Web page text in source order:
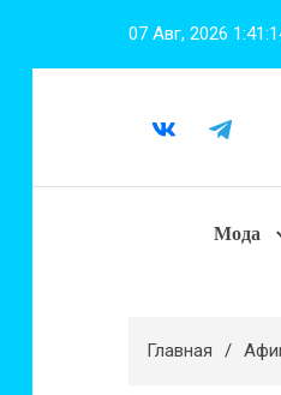
07 Авг, 2026
Мода
Главная